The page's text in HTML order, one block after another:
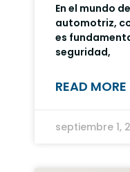
En el mundo
automotriz,
es
seguridad,
READ MORE
septiembre 1,